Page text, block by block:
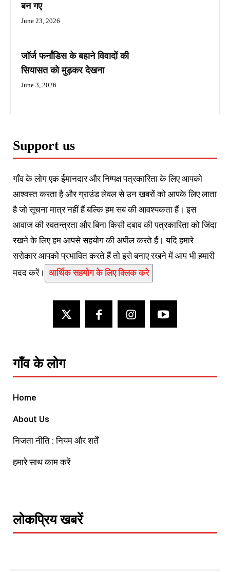
बन गए
June 23, 2026
जॉर्ज फर्नांडिस के बहाने विवादों की
सियासत को मुड़कर देखना
June 3, 2026
Support us
गाँव के लोग एक ईमानदार और निष्पक्ष पत्रकारिता के लिए आपको
आश्वस्त करता है और ग्राउंड लेवल से उन खबरों को आपके लिए लाता
है जो सूचना मात्र नहीं हैं बल्कि हम सब की आवश्यकता हैं। इस
आवाज की स्वतन्त्रता और बिना किसी दबाव की पत्रकारिता को जिंदा
रखने के लिए हम आपसे सहयोग की अपील करते हैं। यदि हमारे
सरोकार आपको प्रभावित करते हैं तो इसे बनाए रखने में आप भी हमारी
मदद करें। आर्थिक सहयोग के लिए क्लिक करे
गाँव के लोग
Home
About Us
निजता नीति : नियम और शर्तें
हमारे साथ काम करें
लोकप्रिय खबरें